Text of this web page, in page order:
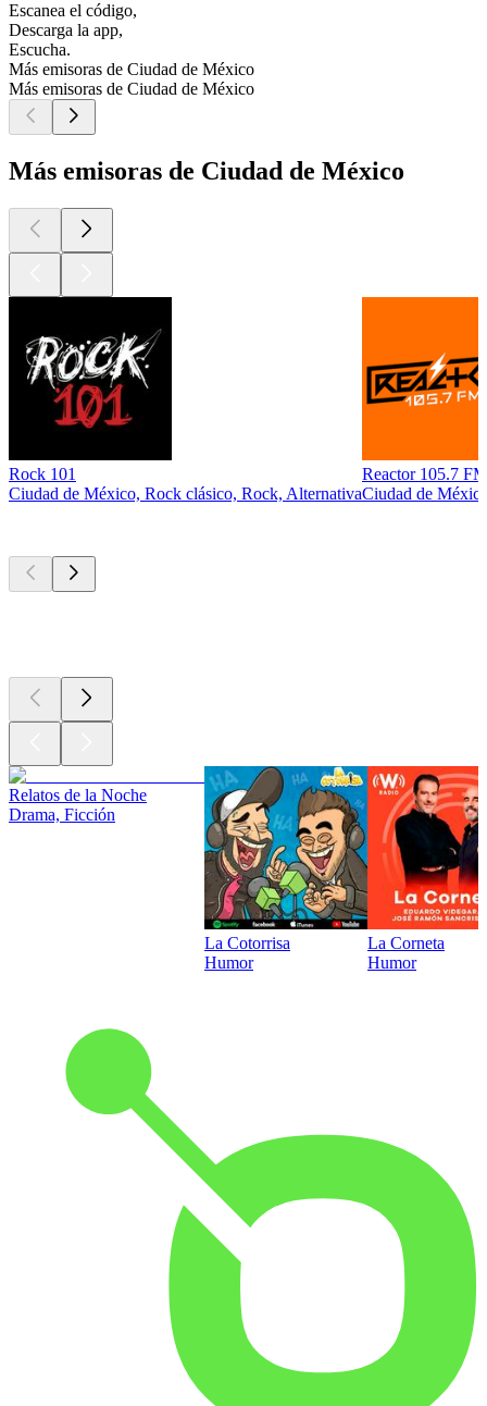
Escanea el código,
Descarga la app,
Escucha.
Más emisoras de Ciudad de México
Más emisoras de Ciudad de México
Más emisoras de Ciudad de México
Rock 101
Ciudad de México, Rock clásico, Rock, Alternativa
Reactor 105.7
Ciudad de
Relatos de la Noche
Drama, Ficción
La Cotorrisa
Humor
La Corneta
Humor